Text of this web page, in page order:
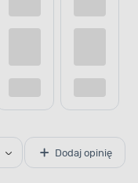
Dodaj opinię